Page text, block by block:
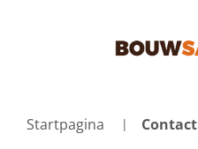
Startpagina Contact